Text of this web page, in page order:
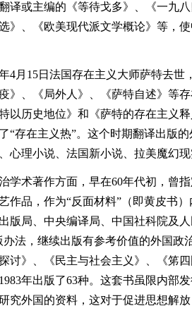
译或主编的《等待戈多》、《一九
》、《欧美现代派文学概论》等，
4月15日法国存在主义大师萨特去
》、《局外人》、《萨特自述》等
以历史地位》和《萨特的存在主义
“存在主义热”。这个时期翻译出版
心理小说、法国新小说、拉美魔幻
学术著作方面，早在60年代初，曾
作品，作为“反面材料”（即黄皮书
版局、中央编译局、中国社科院及
办法，继续出版有参考价值的外国政
讨》、《民主与社会主义》、《笫
年出版了63种。这套书虽限内部
究外国的资料，这对于促进思想解